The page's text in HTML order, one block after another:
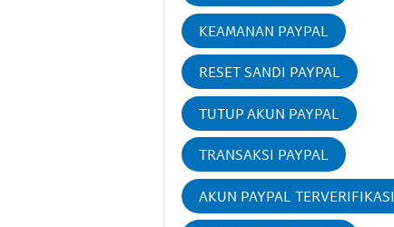
KEAMANAN PAYPAL
RESET SANDI PAYPAL
TUTUP AKUN PAYPAL
TRANSAKSI PAYPAL
AKUN PAYPAL TERVERIFIKASI